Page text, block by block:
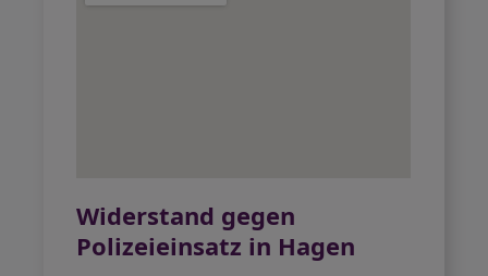
Widerstand gegen
Polizeieinsatz in Hagen